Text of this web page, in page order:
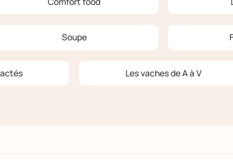
Soupe
Les vaches de A à V